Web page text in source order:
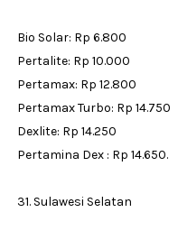
Bio Solar: Rp 6.800
Pertalite: Rp 10.000
Pertamax: Rp 12.800
Pertamax Turbo: Rp 14.750
Dexlite: Rp 14.250
Pertamina Dex : Rp 14.650.
31. Sulawesi Selatan